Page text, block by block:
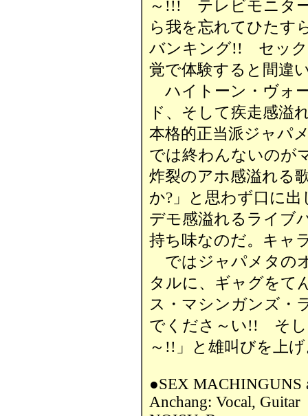
～!!! テレビモニタ
ら我を忘れてひたす
バンキング!! セック
覚で体験すると間違
ハイトーン・ヴォ
ド、そして疾走感溢
本格的正当派ジャパ
では終わんないの
炸裂のアホ感溢れる
か?」と思わず口に
デモ感溢れるライブ
持ち味なのだ。キャ
ではジャパメタの
タルに、ギャグをて
ス・マシンガンズ・
でくださ～い!! そし
～!!」と雄叫びを上
●SEX MACHINGUNS
Anchang: Vocal, Guitar